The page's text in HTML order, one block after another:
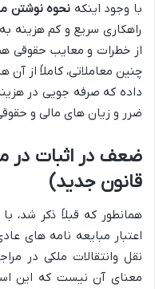
با وجود اینکه نحوه نوشتن
راهکاری سریع و کم هزینه
از خطرات و معایب حقوقی
چنین معاملاتی، کاملاً از
داده که صرفه جویی در
ضرر و زیان های مالی و
ضعف در اثبات در
قانون جدید)
همانطور که قبلاً ذکر شد،
اعتبار مبایعه نامه های
نقل وانتقالات ملکی در
معنای آن نیست که این